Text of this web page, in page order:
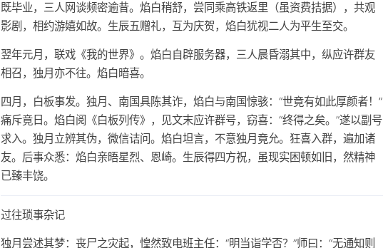
既毕业，三人网谈频密逾昔。焰白稍舒，尝同乘高铁返里（虽资费拮据），共观
影剧，相约游嬉如故。生辰五赠礼，互为庆贺，焰白犹视二人为平生至交。
翌年元月，联戏《我的世界》。焰白自辟服务器，三人晨昏溺其中，纵应许群友
相召，独月亦不往。焰白暗喜。
四月，白板事发。独月、南国具陈其诈，焰白与南国惊骇：“世竟有如此厚颜者！”
痛斥竟日。焰白阅《白板列传》，见文末应许群号，窃喜：“终得之矣。”遂以副号
求入。独月立辨其伪，微信诘问。焰白坦言，不意独月竟允。狂喜入群，遍加诸
友。后事众悉：焰白亲晤星烈、恩崎。生辰得四方祝，虽现实困顿如旧，然精神
已臻丰饶。
过往琐事杂记
独月尝述其梦：丧尸之灾起，惶然致电班主任：“明当诣学否？”师曰：“无通知则